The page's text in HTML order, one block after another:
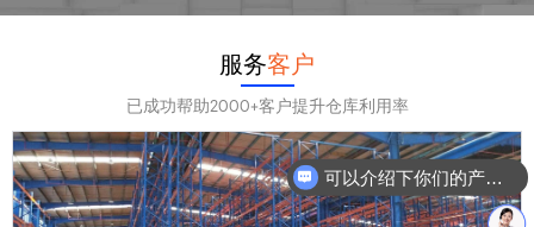
服务客户
已成功帮助2000+客户提升仓库利用率
可以介绍下你们的产品么？